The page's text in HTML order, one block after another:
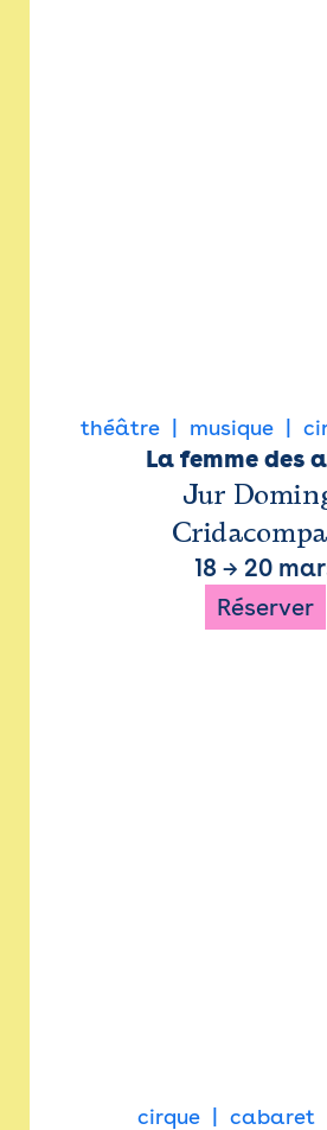
théâtre musique
La femme des
Jur
18 → 20
Réserver
cirque cabaret